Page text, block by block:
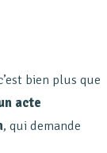
bien plus que
acte
, qui demande